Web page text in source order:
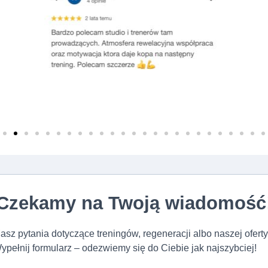
na Twoją
pytania dotyczące treningów, regeneracji albo naszej
formularz – odezwiemy się do Ciebie jak najszybciej!